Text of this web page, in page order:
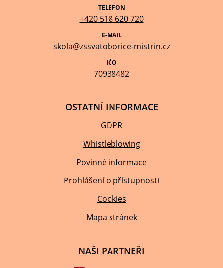
TELEFON
+420 518 620 720
E-MAIL
skola@zssvatoborice-mistrin.cz
IČO
70938482
OSTATNÍ INFORMACE
GDPR
Whistleblowing
Povinné informace
Prohlášení o přístupnosti
Cookies
Mapa stránek
NAŠI PARTNEŘI